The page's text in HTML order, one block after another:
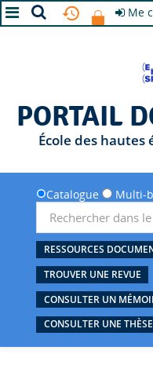
Me
PORTAIL
École des
Catalogue Multi-
RESSOURCES
TROUVER UNE REVUE
CONSULTER UN
CONSULTER UNE THÈSE